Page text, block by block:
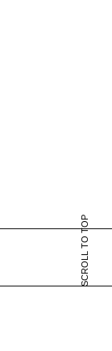
SCROLL TO TOP